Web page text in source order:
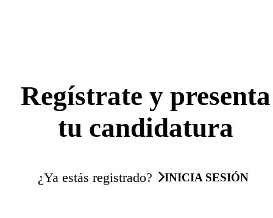
Regístrate y presenta
tu candidatura
¿Ya estás registrado? INICIA SESIÓN